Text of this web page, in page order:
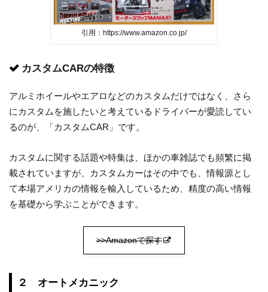
引用：https://www.amazon.co.jp/
カスタムCARの特徴
アルミホイールやエアロなどのカスタムだけではなく、さら
にカスタムを施したいと考えているドライバーが愛読してい
るのが、「カスタムCAR」です。
カスタムに関する話題や特集は、ほかの車雑誌でも頻繁に掲
載されていますが、カスタムカーはその中でも、情報源とし
て本場アメリカの情報を輸入しているため、精度の高い情報
を基礎から学ぶことができます。
>>Amazonで探す
２ オートメカニック